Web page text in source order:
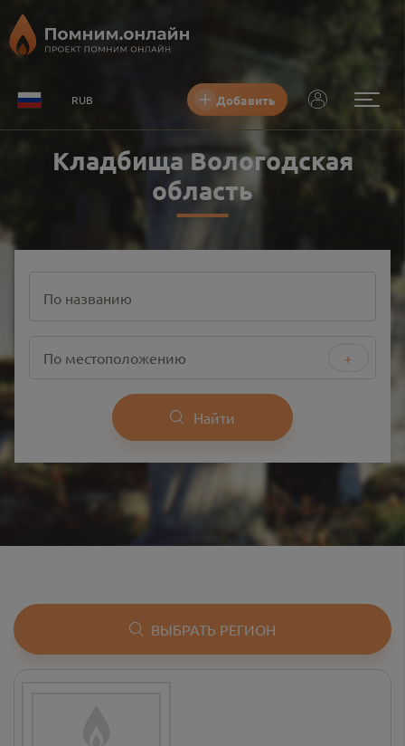
RUB Добавить
Кладбища Вологодская
область
По названию
+
По местоположению
Найти
ВЫБРАТЬ РЕГИОН